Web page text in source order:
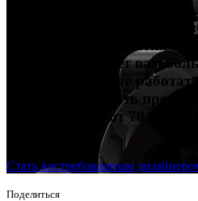
Попробуйте себя в
профессиях в дизайне и
дальнейшего развития ту
которая подойдет вам
обучения сможете
дизайнером, брать
зарабатывать от 70 000 до
Стать востребованным
Поделиться